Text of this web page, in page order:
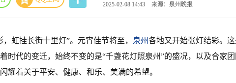
2025-02-08 14:43 来源：泉州晚报
虹挂长街十里灯”。元宵佳节将至， 泉州各地又开始张灯结彩。
时代的变迁，始终不变的是“千盏花灯照泉州”的盛况，以及合家
耀着关于平安、健康、和乐、美满的希望。